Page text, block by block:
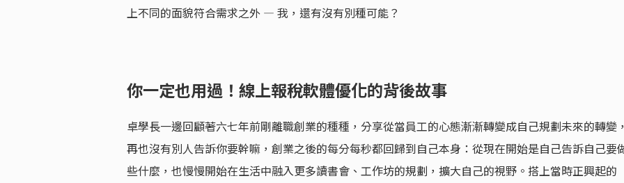
上不同的面貌符合需求之外 — 我，還有沒有別種可能？
你一定也用過！線上報稅軟體優化的背後故事
卓學長一邊回顧著六七年前剛離職創業的種種，分享從當員工的心態漸漸轉變成自己規劃未來的轉變
再也沒有別人告訴你要幹嘛，創業之後的每分每秒都回歸到自己本身：從現在開始是自己告訴自己要
些什麼，也慢慢開始在生活中融入更多讀書會、工作坊的規劃，擴大自己的視野。搭上當時正興起的